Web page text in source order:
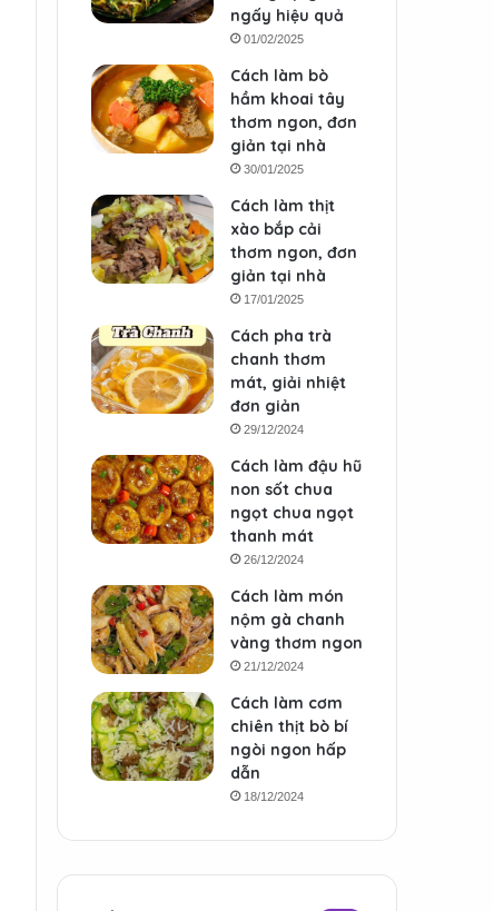
ngấy hiệu quả
01/02/2025
Cách làm bò
hầm khoai tây
thơm ngon, đơn
giản tại nhà
30/01/2025
Cách làm thịt
xào bắp cải
thơm ngon, đơn
giản tại nhà
17/01/2025
Cách pha trà
chanh thơm
mát, giải nhiệt
đơn giản
29/12/2024
Cách làm đậu hũ
non sốt chua
ngọt chua ngọt
thanh mát
26/12/2024
Cách làm món
nộm gà chanh
vàng thơm ngon
21/12/2024
Cách làm cơm
chiên thịt bò bí
ngòi ngon hấp
dẫn
18/12/2024